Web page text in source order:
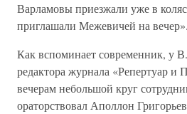
Варламовы приезжали уже в
приглашали Межевичей на вечер».
Как вспоминает современник, у
редактора журнала «Репертуар и
вечерам небольшой круг
ораторствовал Аполлон